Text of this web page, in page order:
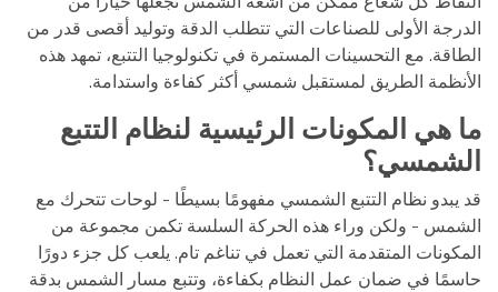
الدرجة الأولى للصناعات التي تتطلب الدقة وتوليد أقصى قدر من
الطاقة. مع التحسينات المستمرة في تكنولوجيا التتبع، تمهد هذه
الأنظمة الطريق لمستقبل شمسي أكثر كفاءة واستدامة.
ما هي المكونات الرئيسية لنظام التتبع
الشمسي؟
قد يبدو نظام التتبع الشمسي مفهومًا بسيطًا - لوحات تتحرك مع
الشمس - ولكن وراء هذه الحركة السلسة تكمن مجموعة من
المكونات المتقدمة التي تعمل في تناغم تام. يلعب كل جزء دورًا
حاسمًا في ضمان عمل النظام بكفاءة، وتتبع مسار الشمس بدقة